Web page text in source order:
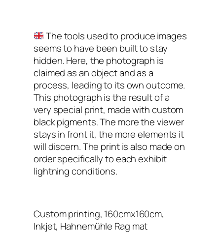
The tools used to produce images
seems to have been built to stay
hidden. Here, the photograph is
claimed as an object and as a
process, leading to its own outcome.
This photograph is the result of a
very special print, made with custom
black pigments. The more the viewer
stays in front it, the more elements it
will discern. The print is also made on
order specifically to each exhibit
lightning conditions.
Custom printing, 160cmx160cm,
Inkjet, Hahnemühle Rag mat